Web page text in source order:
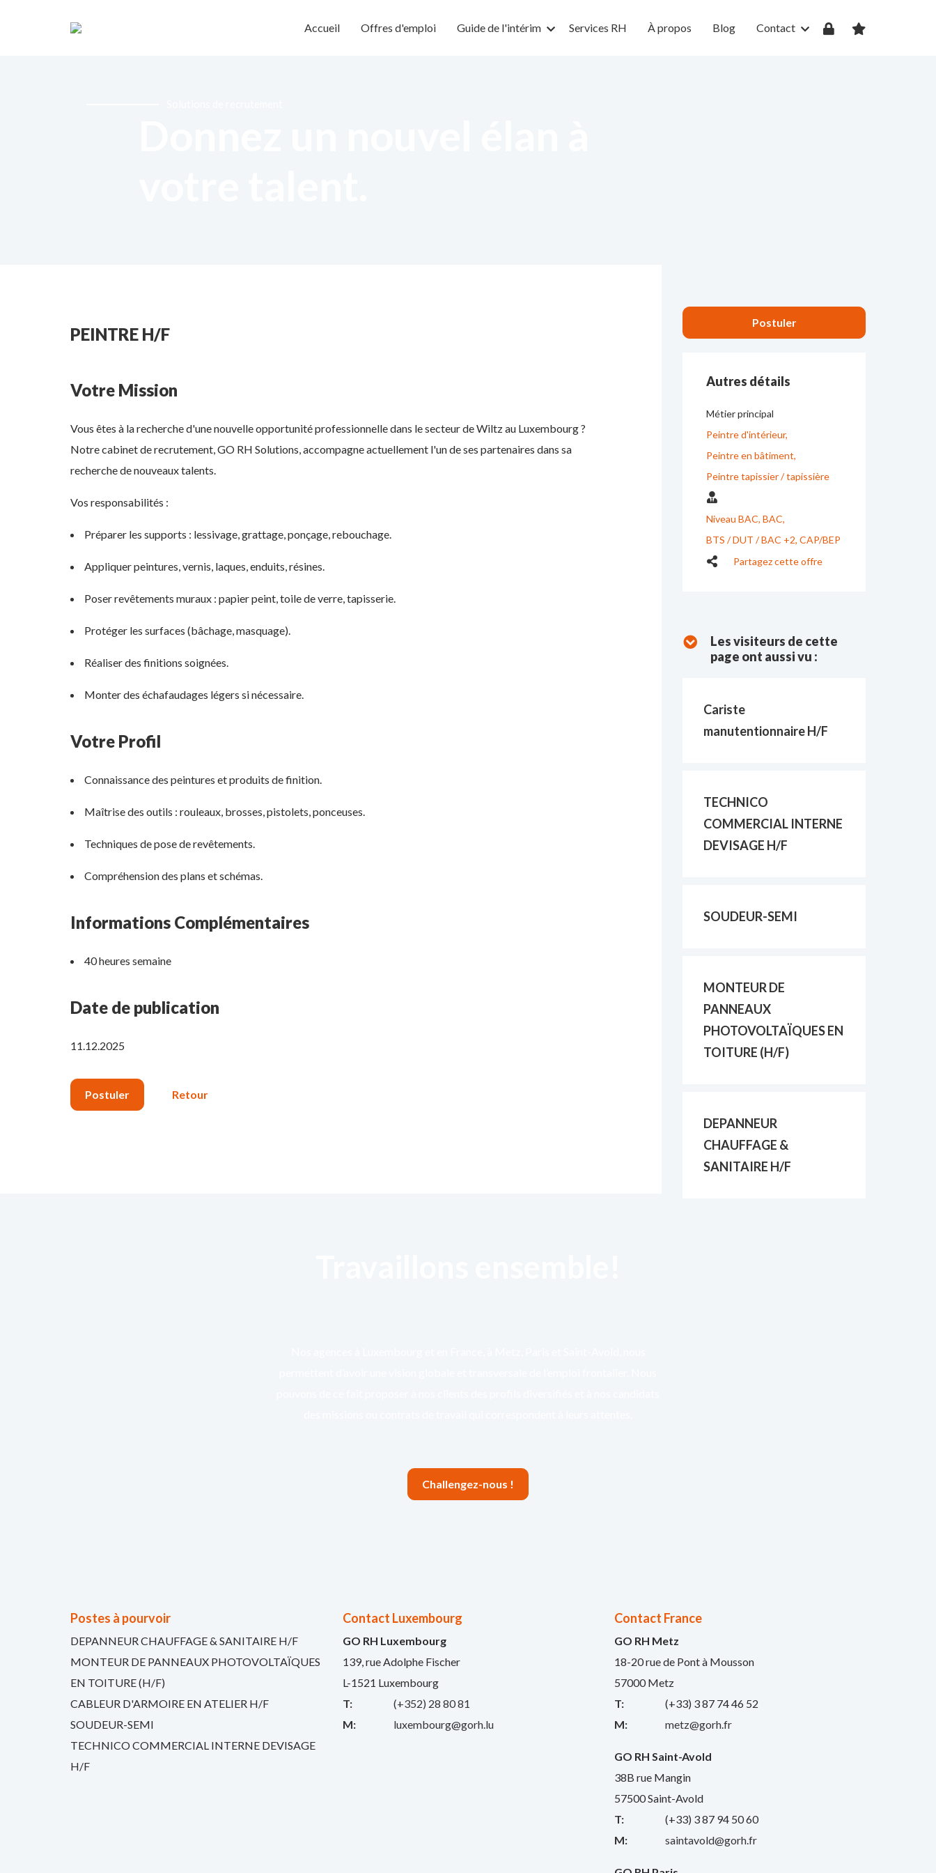
Accueil Offres d'emploi Guide de l'intérim Services RH À propos Blog Contact
PEINTRE H/F
Votre Mission
Vous êtes à la recherche d'une nouvelle opportunité professionnelle dans le secteur de Wiltz au Luxembourg ?
Notre cabinet de recrutement, GO RH Solutions, accompagne actuellement l'un de ses partenaires dans sa
recherche de nouveaux talents.
Vos responsabilités :
Préparer les supports : lessivage, grattage, ponçage, rebouchage.
Appliquer peintures, vernis, laques, enduits, résines.
Poser revêtements muraux : papier peint, toile de verre, tapisserie.
Protéger les surfaces (bâchage, masquage).
Réaliser des finitions soignées.
Monter des échafaudages légers si nécessaire.
Votre Profil
Connaissance des peintures et produits de finition.
Maîtrise des outils : rouleaux, brosses, pistolets, ponceuses.
Techniques de pose de revêtements.
Compréhension des plans et schémas.
Informations Complémentaires
40 heures semaine
Date de publication
11.12.2025
Autres détails
Métier principal
Peintre d'intérieur
Peintre en bâtiment
Peintre tapissier / tapissière
Niveau BAC BAC
BTS / DUT / BAC +2 CAP/BEP
Partagez cette offre
Les visiteurs de cette
page ont aussi vu :
Cariste
manutentionnaire H/F
TECHNICO
COMMERCIAL INTERNE
DEVISAGE H/F
SOUDEUR-SEMI
MONTEUR DE
PANNEAUX
PHOTOVOLTAÏQUES EN
TOITURE (H/F)
DEPANNEUR
CHAUFFAGE &
SANITAIRE H/F
Challengez-nous !
Postes à pourvoir
DEPANNEUR CHAUFFAGE & SANITAIRE H/F
MONTEUR DE PANNEAUX PHOTOVOLTAÏQUES
EN TOITURE (H/F)
CABLEUR D'ARMOIRE EN ATELIER H/F
SOUDEUR-SEMI
TECHNICO COMMERCIAL INTERNE DEVISAGE
H/F
Contact Luxembourg
GO RH Luxembourg
139, rue Adolphe Fischer
L-1521 Luxembourg
T:
(+352) 28 80 81
M:
luxembourg@gorh.lu
Contact France
GO RH Metz
18-20 rue de Pont à Mousson
57000 Metz
T:
(+33) 3 87 74 46 52
M:
metz@gorh.fr
GO RH Saint-Avold
38B rue Mangin
57500 Saint-Avold
T:
(+33) 3 87 94 50 60
M:
saintavold@gorh.fr